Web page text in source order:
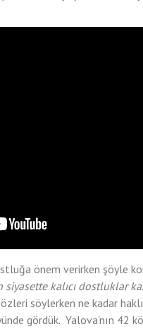
önem verirken şöyle
kalıcı dostluklar
söylerken ne kadar
gördük. Yalova’nın 42